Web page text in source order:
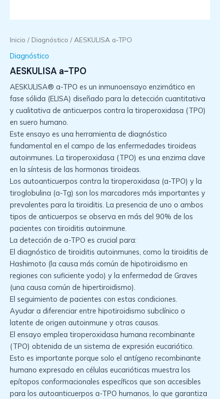
Inicio / Diagnóstico / AESKULISA a-TPO
Diagnóstico
AESKULISA a-TPO
AESKULISA® a-TPO es un inmunoensayo enzimático en
fase sólida (ELISA) diseñado para la detección cuantitativa
y cualitativa de anticuerpos contra la tiroperoxidasa (TPO)
en suero humano.
Este ensayo es una herramienta de diagnóstico
fundamental en el campo de las enfermedades tiroideas
autoinmunes. La tiroperoxidasa (TPO) es una enzima clave
en la síntesis de las hormonas tiroideas.
Los autoanticuerpos contra la tiroperoxidasa (a-TPO) y la
tiroglobulina (a-Tg) son los marcadores más importantes y
prevalentes para la tiroiditis. La presencia de uno o ambos
tipos de anticuerpos se observa en más del 90% de los
pacientes con tiroiditis autoinmune.
La detección de a-TPO es crucial para:
El diagnóstico de tiroiditis autoinmunes, como la tiroiditis de
Hashimoto (la causa más común de hipotiroidismo en
regiones con suficiente yodo) y la enfermedad de Graves
(una causa común de hipertiroidismo).
El seguimiento de pacientes con estas condiciones.
Ayudar a diferenciar entre hipotiroidismo subclínico o
latente de origen autoinmune y otras causas.
El ensayo emplea tiroperoxidasa humana recombinante
(TPO) obtenida de un sistema de expresión eucariótico.
Esto es importante porque solo el antígeno recombinante
humano expresado en células eucarióticas muestra los
epítopos conformacionales específicos que son accesibles
para los autoanticuerpos a-TPO humanos, lo que garantiza